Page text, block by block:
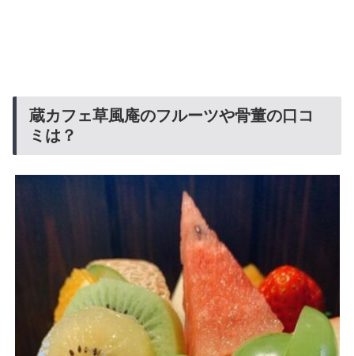
蔵カフェ草風庵のフルーツや骨董の口コ
ミは？